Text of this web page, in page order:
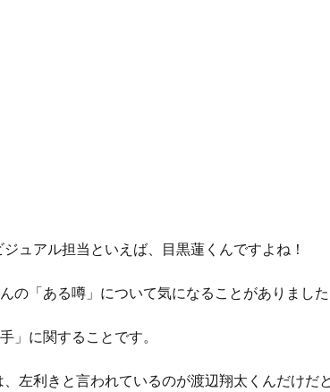
ュアル担当といえば、目黒蓮くんですよね！
の「ある噂」について気になることがありました
」に関することです。
、左利きと言われているのが渡辺翔太くんだけだ